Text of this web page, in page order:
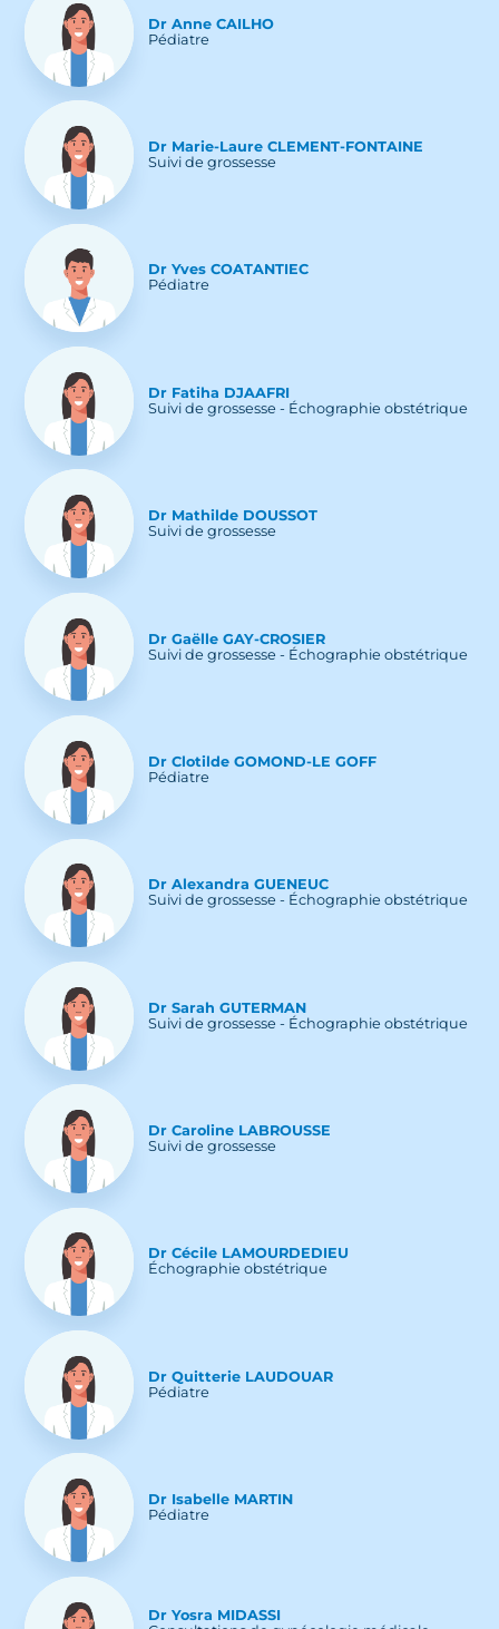
Dr Anne CAILHO
Pédiatre
Dr Marie-Laure CLEMENT-FONTAINE
Suivi de grossesse
Dr Yves COATANTIEC
Pédiatre
Dr Fatiha DJAAFRI
Suivi de grossesse - Échographie obstétrique
Dr Mathilde DOUSSOT
Suivi de grossesse
Dr Gaëlle GAY-CROSIER
Suivi de grossesse - Échographie obstétrique
Dr Clotilde GOMOND-LE GOFF
Pédiatre
Dr Alexandra GUENEUC
Suivi de grossesse - Échographie obstétrique
Dr Sarah GUTERMAN
Suivi de grossesse - Échographie obstétrique
Dr Caroline LABROUSSE
Suivi de grossesse
Dr Cécile LAMOURDEDIEU
Échographie obstétrique
Dr Quitterie LAUDOUAR
Pédiatre
Dr Isabelle MARTIN
Pédiatre
Dr Yosra MIDASSI